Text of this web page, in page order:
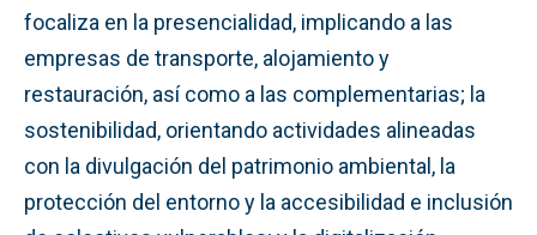
focaliza en la presencialidad, implicando a las
empresas de transporte, alojamiento y
restauración, así como a las complementarias; la
sostenibilidad, orientando actividades alineadas
con la divulgación del patrimonio ambiental, la
protección del entorno y la accesibilidad e inclusión